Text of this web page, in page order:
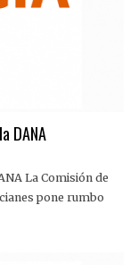
DANA
La Comisión de
pone rumbo